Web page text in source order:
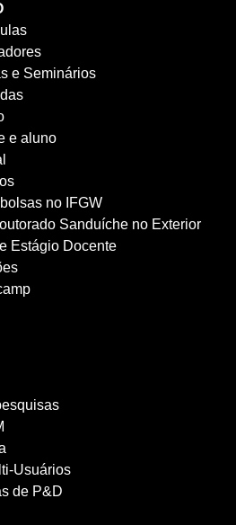
e Seminários
e aluno
no IFGW
Sanduíche no Exterior
Estágio Docente
Usuários
de P&D